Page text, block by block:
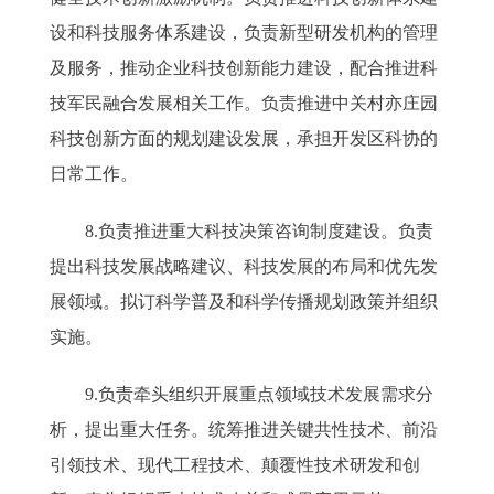
设和科技服务体系建设，负责新型研发机构的管理
及服务，推动企业科技创新能力建设，配合推进科
技军民融合发展相关工作。负责推进中关村亦庄园
科技创新方面的规划建设发展，承担开发区科协的
日常工作。
8.负责推进重大科技决策咨询制度建设。负责
提出科技发展战略建议、科技发展的布局和优先发
展领域。拟订科学普及和科学传播规划政策并组织
实施。
9.负责牵头组织开展重点领域技术发展需求分
析，提出重大任务。统筹推进关键共性技术、前沿
引领技术、现代工程技术、颠覆性技术研发和创